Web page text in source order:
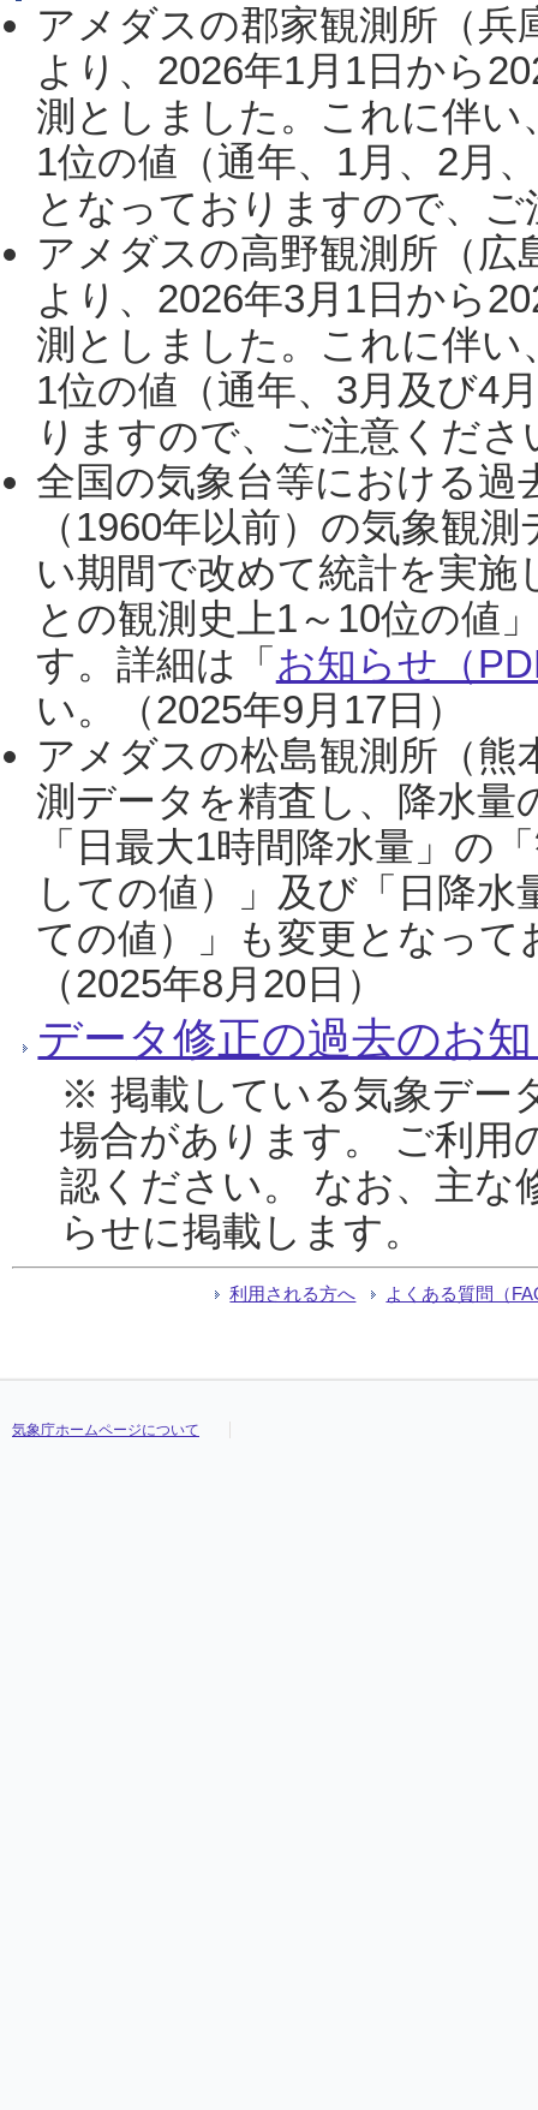
アメダスの郡家観測所（
より、2026年1月1日から
測としました。これに伴い
1位の値（通年、1月、2月
となっておりますので、
アメダスの高野観測所（
より、2026年3月1日から
測としました。これに伴い
1位の値（通年、3月及び4
りますので、ご注意くだ
全国の気象台等における過
（1960年以前）の気象観
い期間で改めて統計を実
との観測史上1～10位の値
す。詳細は「 お知らせ（
い。（2025年9月17日）
アメダスの松島観測所（熊
測データを精査し、降水
「日最大1時間降水量」の
しての値）」及び「日降
ての値）」も変更となっ
（2025年8月20日）
データ修正の過去のお
※ 掲載している気象デー
場合があります。 ご利用
認ください。 なお、主な
らせに掲載します。
利用される方へ よくある質問（
気象庁ホームページについて